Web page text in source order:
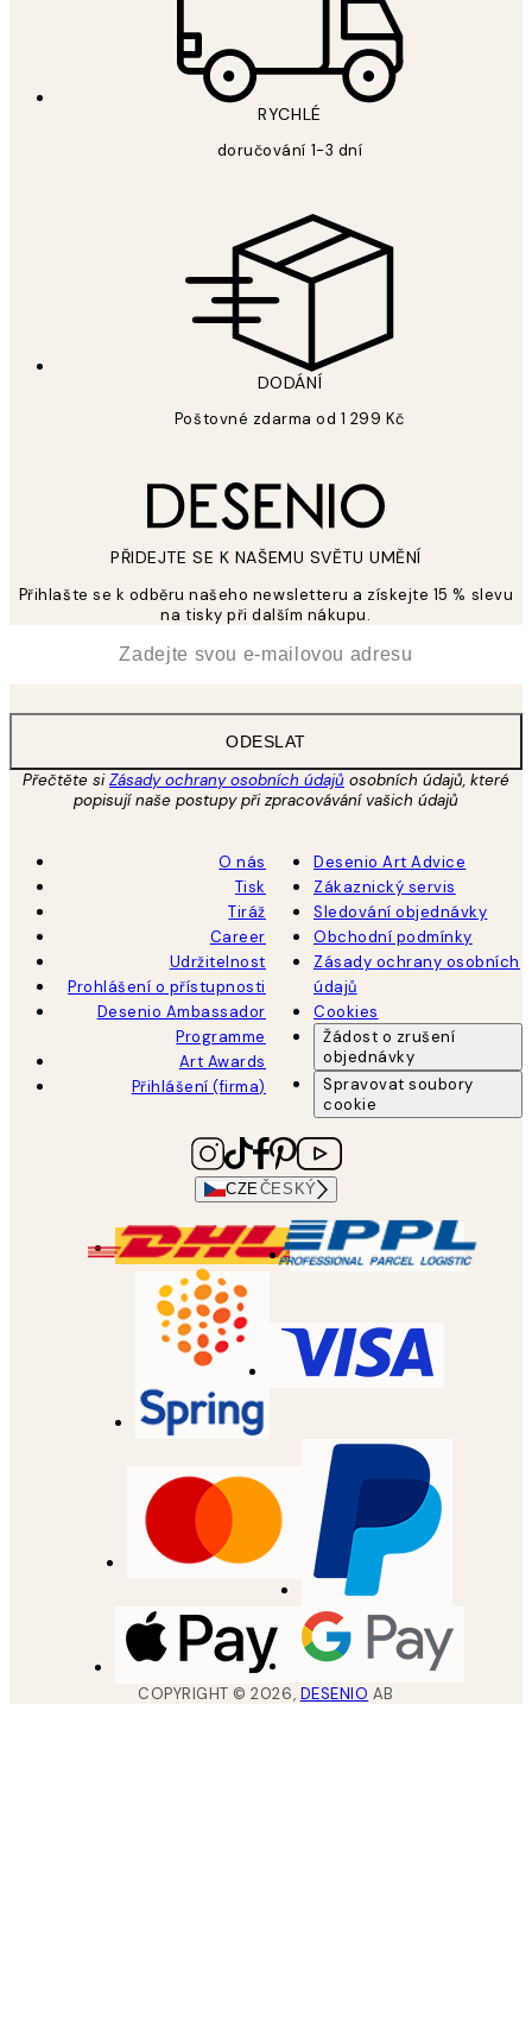
RYCHLÉ
doručování 1-3 dní
DODÁNÍ
Poštovné zdarma od 1 299 Kč
PŘIDEJTE SE K NAŠEMU SVĚTU UMĚNÍ
Přihlašte se k odběru našeho newsletteru a získejte 15 % slevu
na tisky při dalším nákupu.
ODESLAT
Přečtěte siZásady ochrany osobních údajů osobních údajů, které
popisují naše postupy při zpracovávání vašich údajů
O nás
Tisk
Tiráž
Career
Udržitelnost
Prohlášení o přístupnosti
Desenio Ambassador
Programme
Art Awards
Přihlášení (firma)
Desenio Art Advice
Zákaznický servis
Sledování objednávky
Obchodní podmínky
Zásady ochrany osobních
údajů
Cookies
Žádost o zrušení
objednávky
Spravovat soubory
cookie
CZEČESKÝ
COPYRIGHT ©2026, DESENIO AB